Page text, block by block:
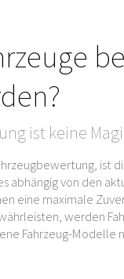
ist keine
ist
abhängig von den
eine maximale
werden
Fahrzeug-